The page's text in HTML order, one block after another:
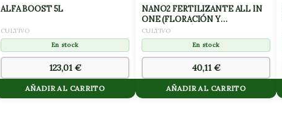
ALFA BOOST 5L
CULTIVO
En stock
123,01 €
AÑADIR AL CARRITO
NANO2 FERTILIZANTE ALL IN
ONE (FLORACIÓN Y
FINALIZACIÓN) 10L
CULTIVO
En stock
40,11 €
AÑADIR AL CARRITO